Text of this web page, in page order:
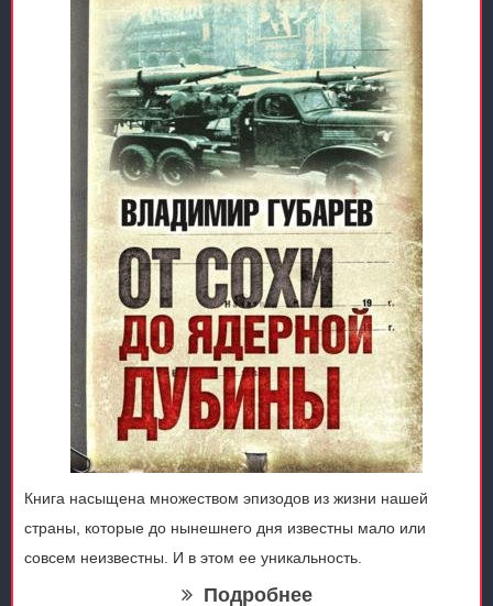
Книга насыщена множеством эпизодов из жизни нашей
страны, которые до нынешнего дня известны мало или
совсем неизвестны. И в этом ее уникальность.
Подробнее